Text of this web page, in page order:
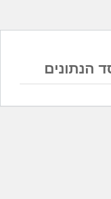
הנתונים